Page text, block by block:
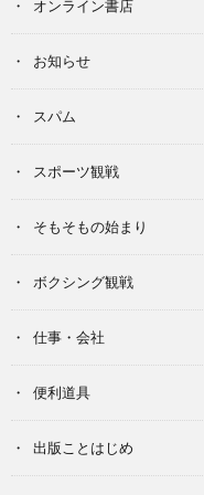
オンライン書店
お知らせ
スパム
スポーツ観戦
そもそもの始まり
ボクシング観戦
仕事・会社
便利道具
出版ことはじめ